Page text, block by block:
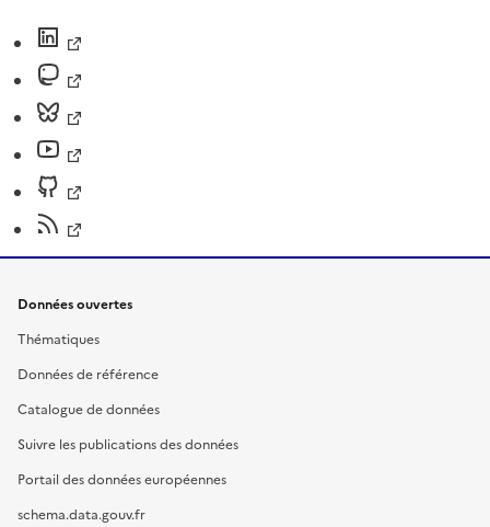
Données ouvertes
Thématiques
Données de référence
Catalogue de données
Suivre les publications des données
Portail des données européennes
schema.data.gouv.fr